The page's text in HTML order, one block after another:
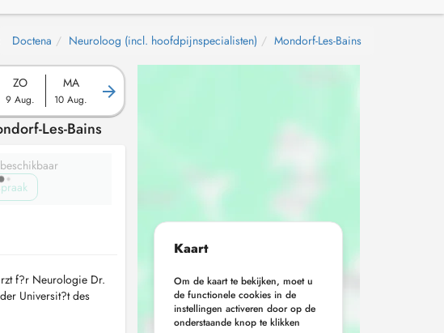
Doctena Neuroloog (incl. hoofdpijnspecialisten) Mondorf-Les-Bains
ZO
9 Aug.
MA
10 Aug.
Les-Bains
f?r Neurologie Dr.
Universit?t des
Kaart
Om de kaart te bekijken, moet u
de functionele cookies in de
instellingen activeren door op de
onderstaande knop te klikken